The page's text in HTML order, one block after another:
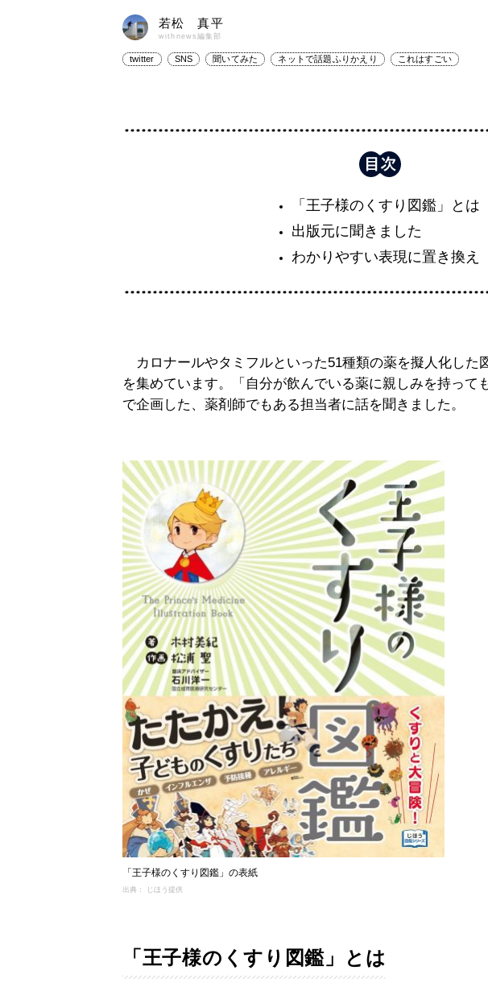
若松 真平
withnews編集部
twitter SNS 聞いてみた ネットで話題ふりかえり これはすごい
「王子様のくすり図鑑」とは
出版元に聞きました
わかりやすい表現に置き換え
カロナールやタミフルといった51種類の薬を擬人化した
を集めています。「自分が飲んでいる薬に親しみを持って
で企画した、薬剤師でもある担当者に話を聞きました。
「王子様のくすり図鑑」の表紙
出典： じほう提供
「王子様のくすり図鑑」とは